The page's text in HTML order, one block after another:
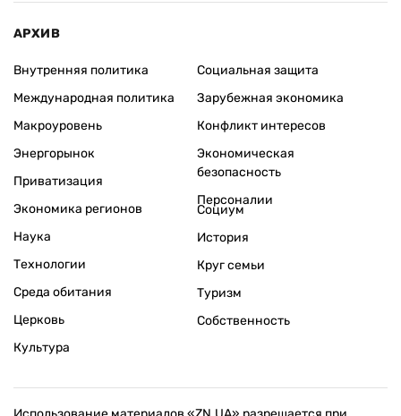
АРХИВ
Внутренняя политика
Международная политика
Макроуровень
Энергорынок
Приватизация
Экономика регионов
Социальная защита
Зарубежная экономика
Конфликт интересов
Экономическая
безопасность
Персоналии
Наука
Технологии
Среда обитания
Церковь
Культура
Социум
История
Круг семьи
Туризм
Собственность